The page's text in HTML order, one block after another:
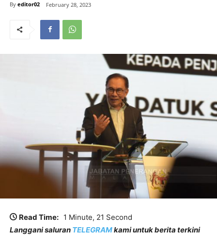
By editor02 February 28, 2023
Read Time: 1 Minute, 21 Second
Langgani saluran TELEGRAMkami untuk berita terkini